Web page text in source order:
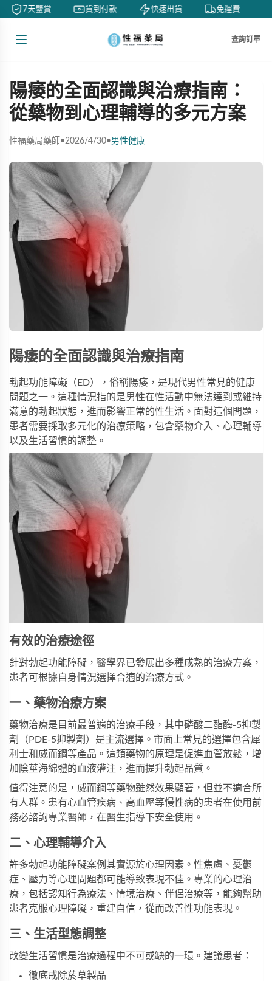
7天鑒賞 貨到付款 快速出貨 免運費
查詢訂單
陽痿的全面認識與治療指南：
從藥物到心理輔導的多元方案
性福藥局藥師•2026/4/30•男性健康
陽痿的全面認識與治療指南
勃起功能障礙（ED），俗稱陽痿，是現代男性常見的健康
問題之一。這種情況指的是男性在性活動中無法達到或維持
滿意的勃起狀態，進而影響正常的性生活。面對這個問題，
患者需要採取多元化的治療策略，包含藥物介入、心理輔導
以及生活習慣的調整。
有效的治療途徑
針對勃起功能障礙，醫學界已發展出多種成熟的治療方案，
患者可根據自身情況選擇合適的治療方式。
一、藥物治療方案
藥物治療是目前最普遍的治療手段，其中磷酸二酯酶-5抑製
劑（PDE-5抑製劑）是主流選擇。市面上常見的選擇包含犀
利士和威而鋼等產品。這類藥物的原理是促進血管放鬆，增
加陰莖海綿體的血液灌注，進而提升勃起品質。
值得注意的是， 威而鋼等藥物雖然效果顯著，但並不適合所
有人群。患有心血管疾病、高血壓等慢性病的患者在使用前
務必諮詢專業醫師，在醫生指導下安全使用。
二、心理輔導介入
許多勃起功能障礙案例其實源於心理因素。性焦慮、憂鬱
症、壓力等心理問題都可能導致表現不佳。專業的心理治
療，包括認知行為療法、情境治療、伴侶治療等，能夠幫助
患者克服心理障礙，重建自信，從而改善性功能表現。
三、生活型態調整
改變生活習慣是治療過程中不可或缺的一環。建議患者：
徹底戒除菸草製品